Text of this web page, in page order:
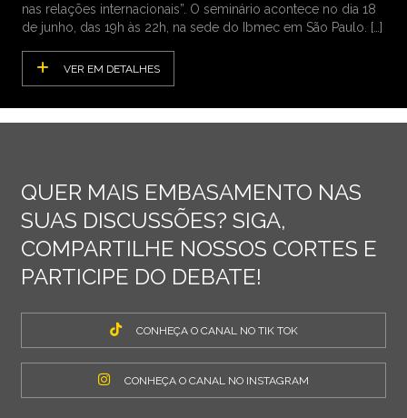
nas relações internacionais”. O seminário acontece no dia 18
de junho, das 19h às 22h, na sede do Ibmec em São Paulo. […]
VER EM DETALHES
QUER MAIS EMBASAMENTO NAS
SUAS DISCUSSÕES? SIGA,
COMPARTILHE NOSSOS CORTES E
PARTICIPE DO DEBATE!
CONHEÇA O CANAL NO TIK TOK
CONHEÇA O CANAL NO INSTAGRAM